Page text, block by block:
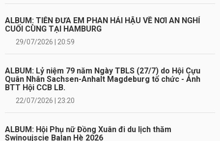
ALBUM: TIỄN ĐƯA EM PHAN HẢI HẬU VỀ NƠI AN NGHỈ
CUỐI CÙNG TẠI HAMBURG
29/07/2026 | 20:59
ALBUM: Lỷ niệm 79 năm Ngày TBLS (27/7) do Hội Cựu
Quân Nhân Sachsen-Anhalt Magdeburg tổ chức - Ảnh
BTT Hội CCB LB.
22/07/2026 | 23:20
ALBUM: Hội Phụ nữ Đồng Xuân đi du lịch thăm
Swinoujscie Balan Hè 2026